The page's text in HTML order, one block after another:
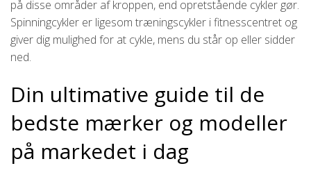
på disse områder af kroppen, end opretstående cykler gør.
Spinningcykler er ligesom træningscykler i fitnesscentret og
giver dig mulighed for at cykle, mens du står op eller sidder
ned.
Din ultimative guide til de
bedste mærker og modeller
på markedet i dag